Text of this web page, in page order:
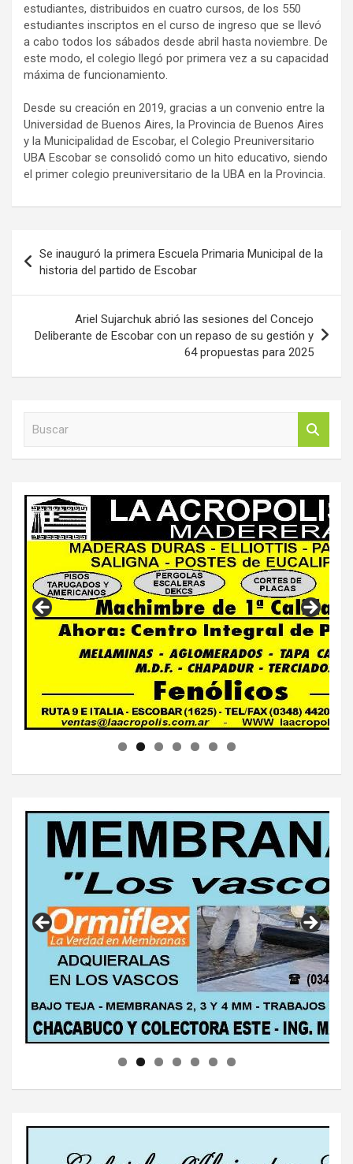
estudiantes, distribuidos en cuatro cursos, de los 550
estudiantes inscriptos en el curso de ingreso que se llevó
a cabo todos los sábados desde abril hasta noviembre. De
este modo, el colegio llegó por primera vez a su capacidad
máxima de funcionamiento.
Desde su creación en 2019, gracias a un convenio entre la
Universidad de Buenos Aires, la Provincia de Buenos Aires
y la Municipalidad de Escobar, el Colegio Preuniversitario
UBA Escobar se consolidó como un hito educativo, siendo
el primer colegio preuniversitario de la UBA en la Provincia.
de
entradas
Se inauguró la primera Escuela Primaria Municipal de la
historia del partido de Escobar
Ariel Sujarchuk abrió las sesiones del Concejo
Deliberante de Escobar con un repaso de su gestión y
64 propuestas para 2025
r